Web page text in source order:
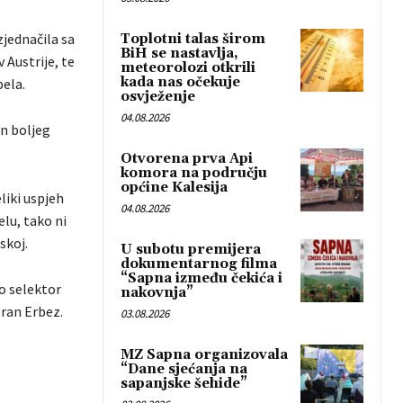
sa
Austrije, te
boljeg
uspjeh
tako ni
selektor
Erbez.
Toplotni talas širom
BiH se nastavlja,
meteorolozi otkrili
kada nas očekuje
osvježenje
04.08.2026
Otvorena prva Api
komora na području
općine Kalesija
04.08.2026
U subotu premijera
dokumentarnog filma
“Sapna između čekića i
nakovnja”
03.08.2026
MZ Sapna organizovala
“Dane sjećanja na
sapanjske šehide”